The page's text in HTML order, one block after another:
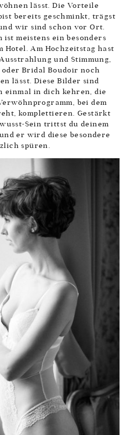
lässt. Die Vorteile
bereits geschminkt, trägst
wir sind schon vor Ort.
ist meistens ein besonders
Hotel. Am Hochzeitstag hast
und Stimmung,
Bridal Boudoir noch
lässt. Diese Bilder sind
einmal in dich kehren, die
bei dem
komplettieren. Gestärkt
Sein trittst du deinem
er wird diese besondere
spüren.